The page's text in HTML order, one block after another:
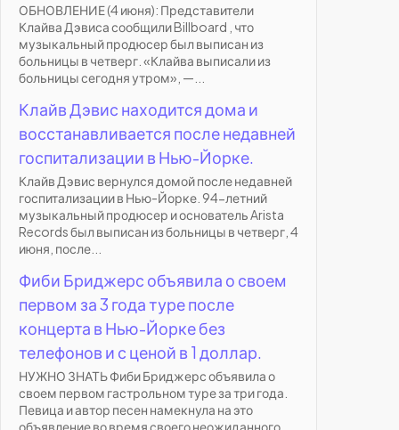
ОБНОВЛЕНИЕ (4 июня): Представители
Клайва Дэвиса сообщили Billboard , что
музыкальный продюсер был выписан из
больницы в четверг. «Клайва выписали из
больницы сегодня утром», —...
Клайв Дэвис находится дома и
восстанавливается после недавней
госпитализации в Нью-Йорке.
Клайв Дэвис вернулся домой после недавней
госпитализации в Нью-Йорке. 94-летний
музыкальный продюсер и основатель Arista
Records был выписан из больницы в четверг, 4
июня, после...
Фиби Бриджерс объявила о своем
первом за 3 года туре после
концерта в Нью-Йорке без
телефонов и с ценой в 1 доллар.
НУЖНО ЗНАТЬ Фиби Бриджерс объявила о
своем первом гастрольном туре за три года.
Певица и автор песен намекнула на это
объявление во время своего неожиданного...